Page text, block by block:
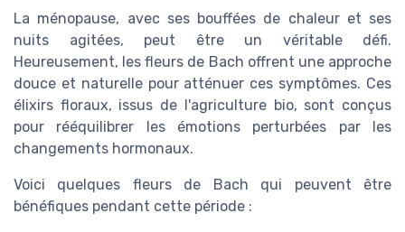
La ménopause, avec ses bouffées de chaleur et ses
nuits agitées, peut être un véritable défi.
Heureusement, les fleurs de Bach offrent une approche
douce et naturelle pour atténuer ces symptômes. Ces
élixirs floraux, issus de l'agriculture bio, sont conçus
pour rééquilibrer les émotions perturbées par les
changements hormonaux.
Voici quelques fleurs de Bach qui peuvent être
bénéfiques pendant cette période :